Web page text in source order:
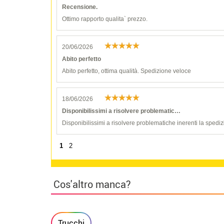
Recensione.
Ottimo rapporto qualita` prezzo.
20/06/2026
Abito perfetto
Abito perfetto, ottima qualità. Spedizione veloce
18/06/2026
Disponibilissimi a risolvere problematic…
Disponibilissimi a risolvere problematiche inerenti la
1 2
Cos'altro manca?